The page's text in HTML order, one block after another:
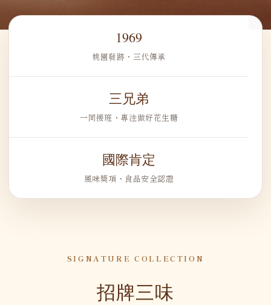
1969
桃園發跡・三代傳承
三兄弟
一同接班・專注做好花生糖
國際肯定
風味獎項・食品安全認證
SIGNATURE COLLECTION
招牌三味